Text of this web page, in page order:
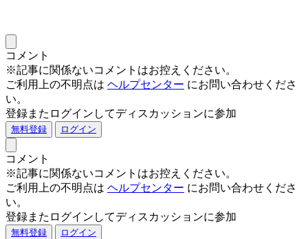
コメント
※記事に関係ないコメントはお控えください。
ご利用上の不明点は ヘルプセンター にお問い合わせくださ
い。
登録またログインしてディスカッションに参加
無料登録 ログイン
コメント
※記事に関係ないコメントはお控えください。
ご利用上の不明点は ヘルプセンター にお問い合わせくださ
い。
登録またログインしてディスカッションに参加
無料登録 ログイン